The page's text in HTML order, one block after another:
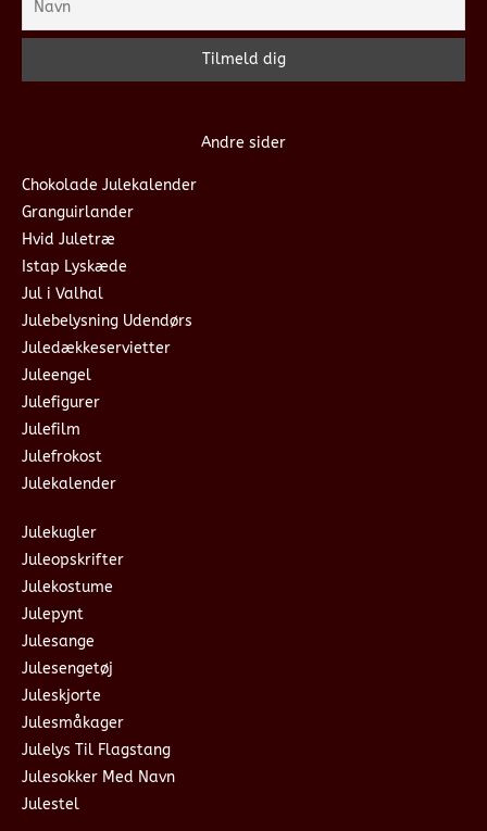
Andre sider
Chokolade Julekalender
Granguirlander
Hvid Juletræ
Istap Lyskæde
Jul i Valhal
Julebelysning Udendørs
Juledækkeservietter
Juleengel
Julefigurer
Julefilm
Julefrokost
Julekalender
Julekugler
Juleopskrifter
Julekostume
Julepynt
Julesange
Julesengetøj
Juleskjorte
Julesmåkager
Julelys Til Flagstang
Julesokker Med Navn
Julestel